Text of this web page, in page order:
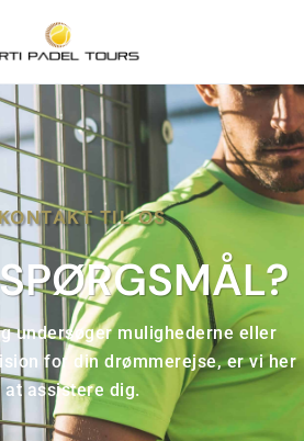
TIL OS
undersøger mulighederne eller
for din drømmerejse, er vi her
at assistere dig.